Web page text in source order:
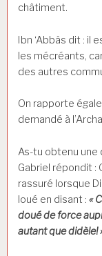
châtiment.
Ibn ‘Abbâs dit : il
les mécréants,
des autres
On rapporte
demandé à
As-tu obtenu
Gabriel répondit :
rassuré lorsque
loué en disant : «
doué de force
autant que didèle!